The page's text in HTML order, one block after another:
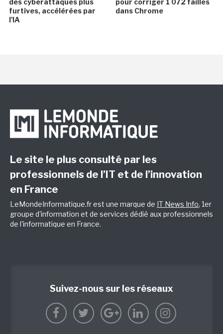
des cyberattaques plus
furtives, accélérées par
l'IA
pour corriger 1 072 failles
dans Chrome
Le site le plus consulté par les
professionnels de l’IT et de l’innovation
en France
LeMondeInformatique.fr est une marque de IT News Info, 1er
groupe d'information et de services dédié aux professionnels
de l'informatique en France.
Suivez-nous sur les réseaux